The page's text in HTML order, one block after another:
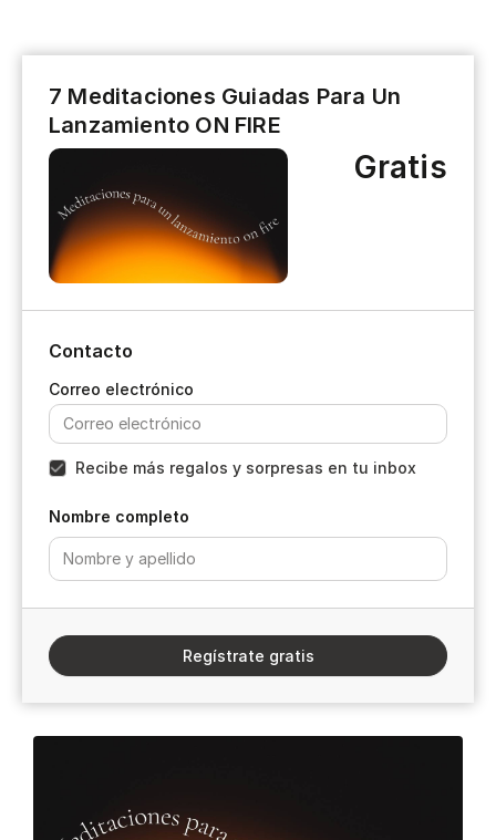
7 Meditaciones Guiadas Para Un
Lanzamiento ON FIRE
Gratis
Contacto
Recibe más regalos y sorpresas en tu inbox
Nombre completo
Regístrate gratis